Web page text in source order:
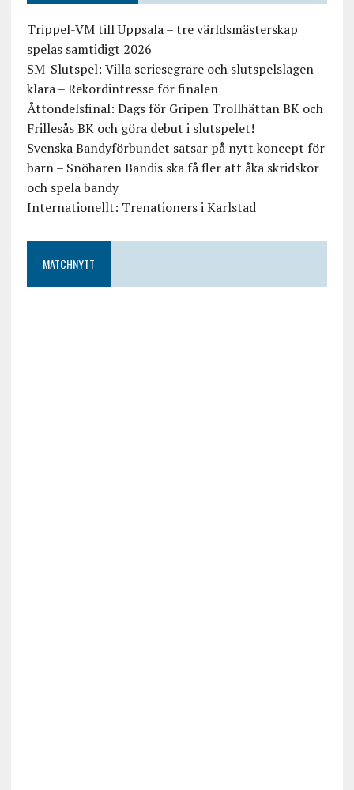
Trippel-VM till Uppsala – tre världsmästerskap
spelas samtidigt 2026
SM-Slutspel: Villa seriesegrare och slutspelslagen
klara – Rekordintresse för finalen
Åttondelsfinal: Dags för Gripen Trollhättan BK och
Frillesås BK och göra debut i slutspelet!
Svenska Bandyförbundet satsar på nytt koncept för
barn – Snöharen Bandis ska få fler att åka skridskor
och spela bandy
Internationellt: Trenationers i Karlstad
MATCHNYTT